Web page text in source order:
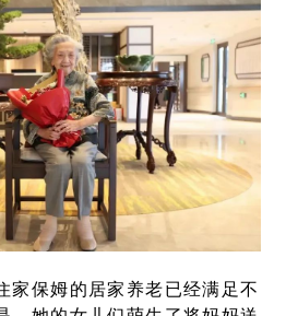
家保姆的居家养老已经满足不